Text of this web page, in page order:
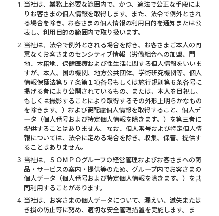
当社は、業務上必要な範囲内で、かつ、適法で公正な手段によ
りお客さまの個人情報を取得します。また、法令で例外とされ
る場合を除き、お客さまの個人情報の利用目的を通知または公
表し、利用目的の範囲内で取り扱います。
当社は、法令で例外とされる場合を除き、お客さまご本人の同
意なくお客さまのセンシティブ情報（労働組合への加盟、門
地、本籍地、保健医療および性生活に関する個人情報をいいま
すが、本人、国の機関、地方公共団体、学術研究機関等、個人
情報保護法第５７条第１項各号もしくは施行規則第６条各号に
掲げる者により公開されているもの、または、本人を目視し、
もしくは撮影することにより取得するその外形上明らかなもの
を除きます。）および要配慮個人情報を取得すること、個人デ
ータ（個人番号および特定個人情報を除きます。）を第三者に
提供することはありません。なお、個人番号および特定個人情
報については、法令に定める場合を除き、収集、保管、提供す
ることはありません。
当社は、ＳＯＭＰＯグループの経営管理およびお客さまへの商
品・サービスの案内・提供等のため、グループ内でお客さまの
個人データ（個人番号および特定個人情報を除きます。）を共
同利用することがあります。
当社は、お客さまの個人データについて、漏えい、滅失または
き損の防止等に努め、適切な安全管理措置を実施します。ま